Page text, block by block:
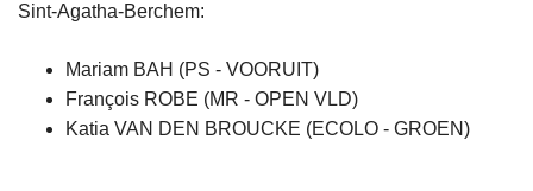
Sint-Agatha-Berchem:
Mariam BAH (PS - VOORUIT)
François ROBE (MR - OPEN VLD)
Katia VAN DEN BROUCKE (ECOLO - GROEN)